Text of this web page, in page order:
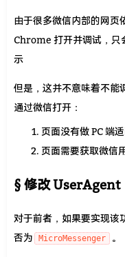
由于很多微信内部的网页
Chrome 打开并调试，只
示
但是，这并不意味着不能
通过微信打开：
页面没有做 PC 端
页面需要获取微信
修改 UserAgent
对于前者，如果要实现
否为
MicroMessenger 。